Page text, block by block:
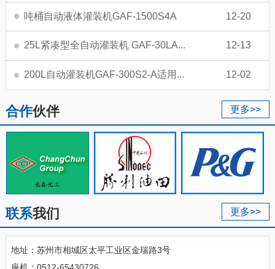
12-20
吨桶自动液体灌装机GAF-1500S4A
12-13
25L紧凑型全自动灌装机 GAF-30LA...
12-02
200L自动灌装机GAF-300S2-A适用...
更多>>
合作伙伴
更多>>
联系我们
地址：苏州市相城区太平工业区金瑞路3号